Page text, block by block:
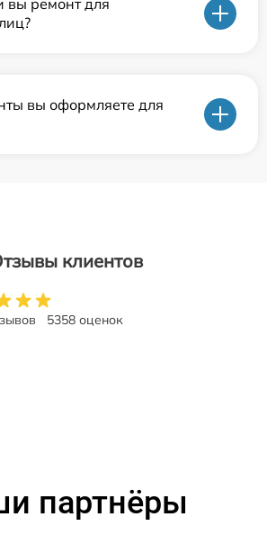
вы ремонт для
вы оформляете для
клиентов
5358 оценок
партнёры